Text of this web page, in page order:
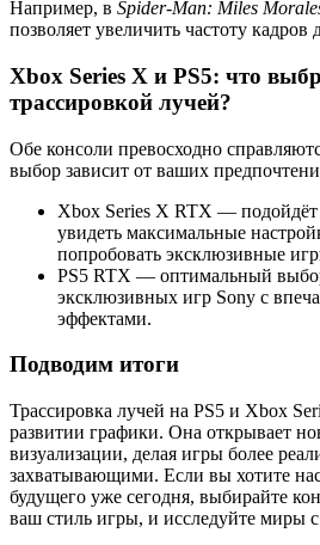
Например, в Spider-Man: Miles
позволяет увеличить частоту кадров
Xbox Series X и PS5: что
трассировкой лучей?
Обе консоли превосходно
выбор зависит от ваших
Xbox Series X RTX — подойдёт
увидеть максимальные
попробовать эксклюзивные
PS5 RTX — оптимальный
эксклюзивных игр Sony с
эффектами.
Подводим итоги
Трассировка лучей на PS5 и Xbox
развитии графики. Она открывает
визуализации, делая игры более
захватывающими. Если вы хотите
будущего уже сегодня, выбирайте
ваш стиль игры, и исследуйте миры